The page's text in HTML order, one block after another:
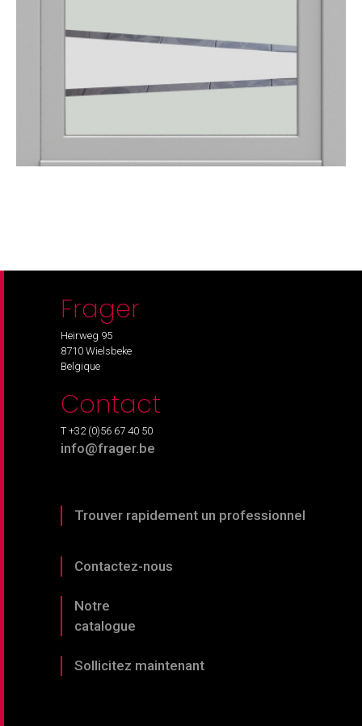
Frager
Heirweg 95
8710 Wielsbeke
Belgique
Contact
T +32 (0)56 67 40 50
info@frager.be
Trouver rapidement un professionnel
Contactez-nous
Notre
catalogue
Sollicitez maintenant